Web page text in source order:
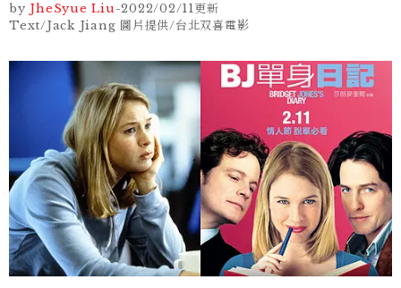
by JheSyue Liu-2022/02/11更新
Text/Jack Jiang 圖片提供/台北双喜電影